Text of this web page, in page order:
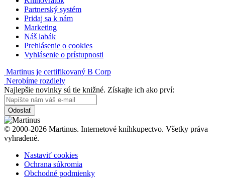
Partnerský systém
Pridaj sa k nám
Marketing
Náš labák
Prehlásenie o cookies
Vyhlásenie o prístupnosti
Martinus je certifikovaný B Corp
Nerobíme rozdiely
Najlepšie novinky sú tie knižné. Získajte ich ako prví:
Odoslať
© 2000-2026 Martinus. Internetové kníhkupectvo. Všetky práva
vyhradené.
Nastaviť cookies
Ochrana súkromia
Obchodné podmienky